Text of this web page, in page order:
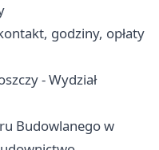
godziny, opłaty
- Wydział
Budowlanego w